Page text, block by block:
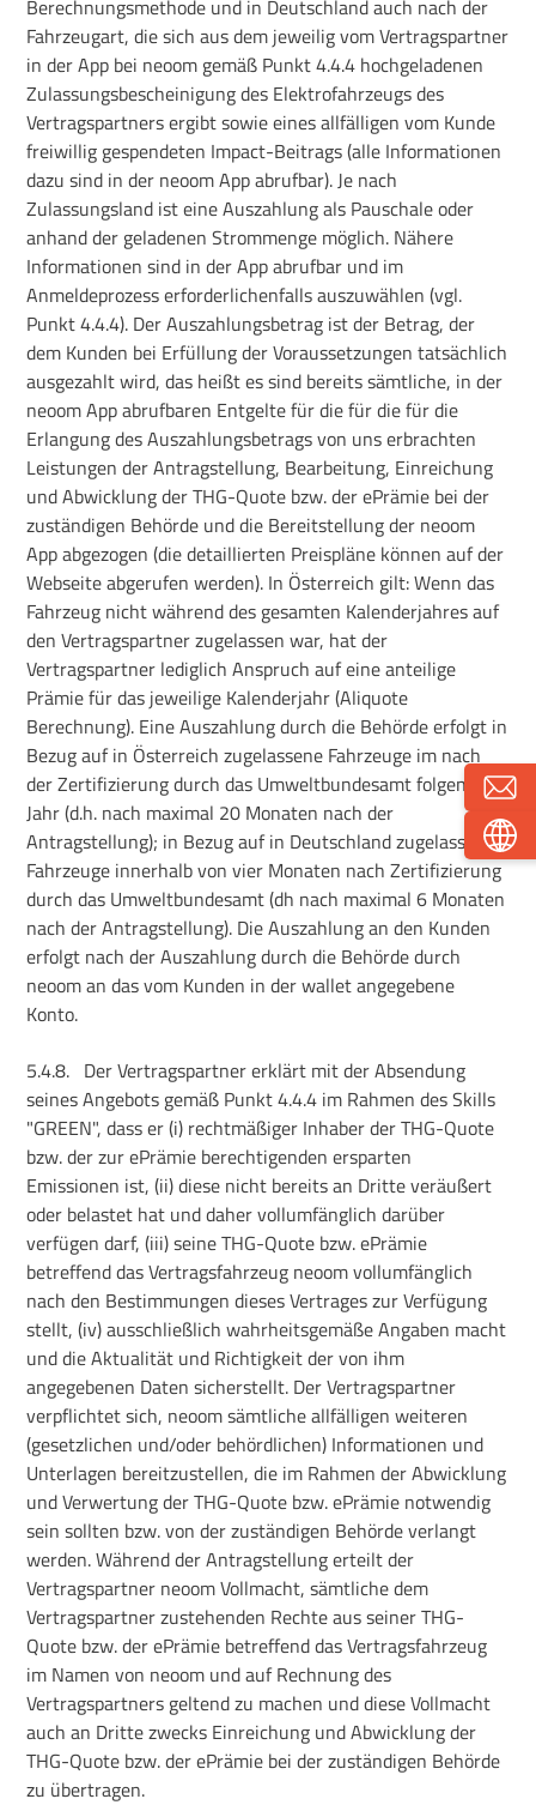
Berechnungsmethode und in Deutschland auch nach der
Fahrzeugart, die sich aus dem jeweilig vom Vertragspartner
in der App bei neoom gemäß Punkt 4.4.4 hochgeladenen
Zulassungsbescheinigung des Elektrofahrzeugs des
Vertragspartners ergibt sowie eines allfälligen vom Kunde
freiwillig gespendeten Impact-Beitrags (alle Informationen
dazu sind in der neoom App abrufbar). Je nach
Zulassungsland ist eine Auszahlung als Pauschale oder
anhand der geladenen Strommenge möglich. Nähere
Informationen sind in der App abrufbar und im
Anmeldeprozess erforderlichenfalls auszuwählen (vgl.
Punkt 4.4.4). Der Auszahlungsbetrag ist der Betrag, der
dem Kunden bei Erfüllung der Voraussetzungen tatsächlich
ausgezahlt wird, das heißt es sind bereits sämtliche, in der
neoom App abrufbaren Entgelte für die für die für die
Erlangung des Auszahlungsbetrags von uns erbrachten
Leistungen der Antragstellung, Bearbeitung, Einreichung
und Abwicklung der THG-Quote bzw. der ePrämie bei der
zuständigen Behörde und die Bereitstellung der neoom
App abgezogen (die detaillierten Preispläne können auf der
Webseite abgerufen werden). In Österreich gilt: Wenn das
Fahrzeug nicht während des gesamten Kalenderjahres auf
den Vertragspartner zugelassen war, hat der
Vertragspartner lediglich Anspruch auf eine anteilige
Prämie für das jeweilige Kalenderjahr (Aliquote
Berechnung). Eine Auszahlung durch die Behörde erfolgt in
Bezug auf in Österreich zugelassene Fahrzeuge im nach
der Zertifizierung durch das Umweltbundesamt folgendem
Jahr (d.h. nach maximal 20 Monaten nach der
Antragstellung); in Bezug auf in Deutschland zugelassene
Fahrzeuge innerhalb von vier Monaten nach Zertifizierung
durch das Umweltbundesamt (dh nach maximal 6 Monaten
nach der Antragstellung). Die Auszahlung an den Kunden
erfolgt nach der Auszahlung durch die Behörde durch
neoom an das vom Kunden in der wallet angegebene
Konto.
5.4.8. Der Vertragspartner erklärt mit der Absendung
seines Angebots gemäß Punkt 4.4.4 im Rahmen des Skills
"GREEN", dass er (i) rechtmäßiger Inhaber der THG-Quote
bzw. der zur ePrämie berechtigenden ersparten
Emissionen ist, (ii) diese nicht bereits an Dritte veräußert
oder belastet hat und daher vollumfänglich darüber
verfügen darf, (iii) seine THG-Quote bzw. ePrämie
betreffend das Vertragsfahrzeug neoom vollumfänglich
nach den Bestimmungen dieses Vertrages zur Verfügung
stellt, (iv) ausschließlich wahrheitsgemäße Angaben macht
und die Aktualität und Richtigkeit der von ihm
angegebenen Daten sicherstellt. Der Vertragspartner
verpflichtet sich, neoom sämtliche allfälligen weiteren
(gesetzlichen und/oder behördlichen) Informationen und
Unterlagen bereitzustellen, die im Rahmen der Abwicklung
und Verwertung der THG-Quote bzw. ePrämie notwendig
sein sollten bzw. von der zuständigen Behörde verlangt
werden. Während der Antragstellung erteilt der
Vertragspartner neoom Vollmacht, sämtliche dem
Vertragspartner zustehenden Rechte aus seiner THG-
Quote bzw. der ePrämie betreffend das Vertragsfahrzeug
im Namen von neoom und auf Rechnung des
Vertragspartners geltend zu machen und diese Vollmacht
auch an Dritte zwecks Einreichung und Abwicklung der
THG-Quote bzw. der ePrämie bei der zuständigen Behörde
zu übertragen.